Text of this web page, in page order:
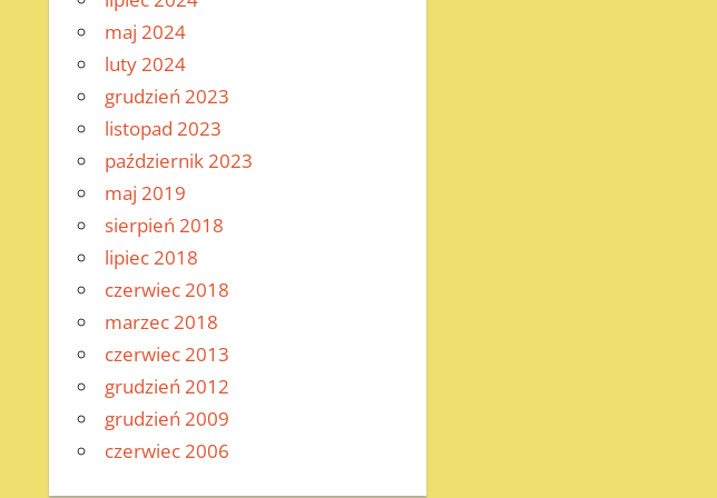
maj 2024
luty 2024
grudzień 2023
listopad 2023
październik 2023
maj 2019
sierpień 2018
lipiec 2018
czerwiec 2018
marzec 2018
czerwiec 2013
grudzień 2012
grudzień 2009
czerwiec 2006